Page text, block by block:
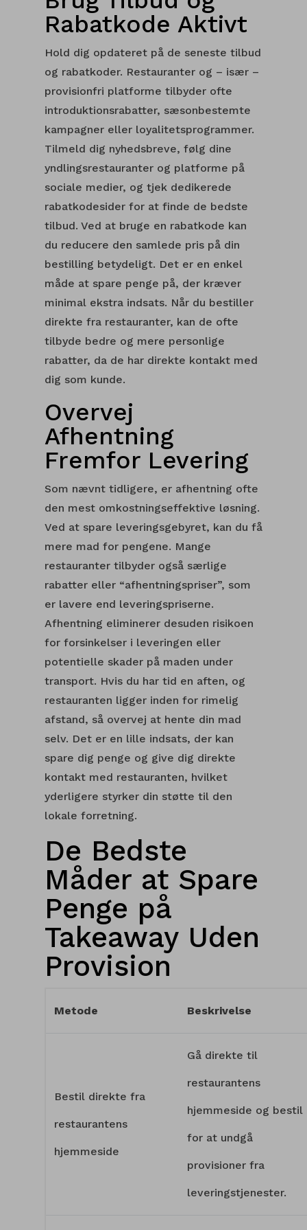
Rabatkode Aktivt
Hold dig opdateret på de seneste tilbud
og rabatkoder. Restauranter og – især –
provisionfri platforme tilbyder ofte
introduktionsrabatter, sæsonbestemte
kampagner eller loyalitetsprogrammer.
Tilmeld dig nyhedsbreve, følg dine
yndlingsrestauranter og platforme på
sociale medier, og tjek dedikerede
rabatkodesider for at finde de bedste
tilbud. Ved at bruge en rabatkode kan
du reducere den samlede pris på din
bestilling betydeligt. Det er en enkel
måde at spare penge på, der kræver
minimal ekstra indsats. Når du bestiller
direkte fra restauranter, kan de ofte
tilbyde bedre og mere personlige
rabatter, da de har direkte kontakt med
dig som kunde.
Overvej
Afhentning
Fremfor Levering
Som nævnt tidligere, er afhentning ofte
den mest omkostningseffektive løsning.
Ved at spare leveringsgebyret, kan du få
mere mad for pengene. Mange
restauranter tilbyder også særlige
rabatter eller “afhentningspriser”, som
er lavere end leveringspriserne.
Afhentning eliminerer desuden risikoen
for forsinkelser i leveringen eller
potentielle skader på maden under
transport. Hvis du har tid en aften, og
restauranten ligger inden for rimelig
afstand, så overvej at hente din mad
selv. Det er en lille indsats, der kan
spare dig penge og give dig direkte
kontakt med restauranten, hvilket
yderligere styrker din støtte til den
lokale forretning.
De Bedste
Måder at Spare
Penge på
Takeaway Uden
Provision
Metode Beskrivelse
Bestil direkte fra
restaurantens
hjemmeside
Gå direkte til
restaurantens
hjemmeside og bestil
for at undgå
provisioner fra
leveringstjenester.